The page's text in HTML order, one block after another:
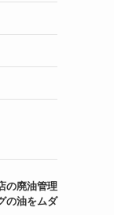
の廃油管理
の油をムダ